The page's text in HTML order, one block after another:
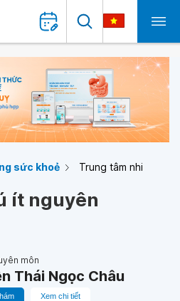
sức khoẻ Trung tâm nhi
ít nguyên
môn
Thái Ngọc Châu
Xem chi tiết